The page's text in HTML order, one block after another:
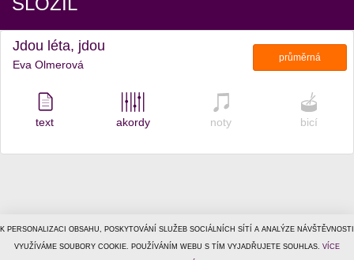
K PERSONALIZACI OBSAHU, POSKYTOVÁNÍ SLUŽEB SOCIÁLNÍCH SÍTÍ A ANALÝZE NÁVŠTĚVNOSTI
VYUŽÍVÁME SOUBORY COOKIE. POUŽÍVÁNÍM WEBU S TÍM VYJADŘUJETE SOUHLAS. VÍCE
Jdou léta, jdou
Eva Olmerová
průměrná
text akordy noty bicí
© 1996–2026Tiscali Media, a.s. ISSN 1801-5131